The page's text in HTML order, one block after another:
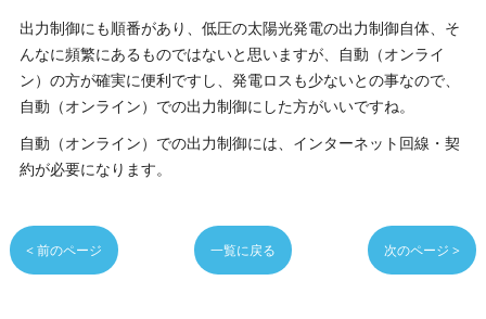
出力制御にも順番があり、低圧の太陽光発電の出力制御自体、そ
んなに頻繁にあるものではないと思いますが、自動（オンライ
ン）の方が確実に便利ですし、発電ロスも少ないとの事なので、
自動（オンライン）での出力制御にした方がいいですね。
自動（オンライン）での出力制御には、インターネット回線・契
約が必要になります。
< 前のページ 一覧に戻る 次のページ >